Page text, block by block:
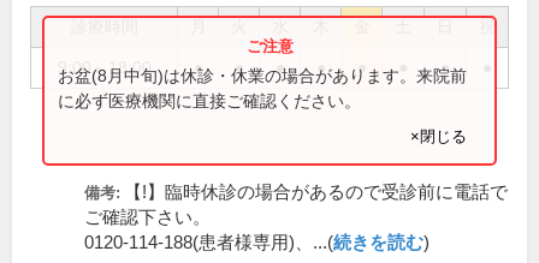
祝
9:00～18:00 ● ● ● ● ● ●
お盆(8月中旬)は休診・休業の場合があります。来院前
に必ず医療機関に直接ご確認ください。
×閉じる
備考:
【!】臨時休診の場合があるので受診前に電話で
ご確認下さい。
0120-114-188(患者様専用)、...(続きを読む)